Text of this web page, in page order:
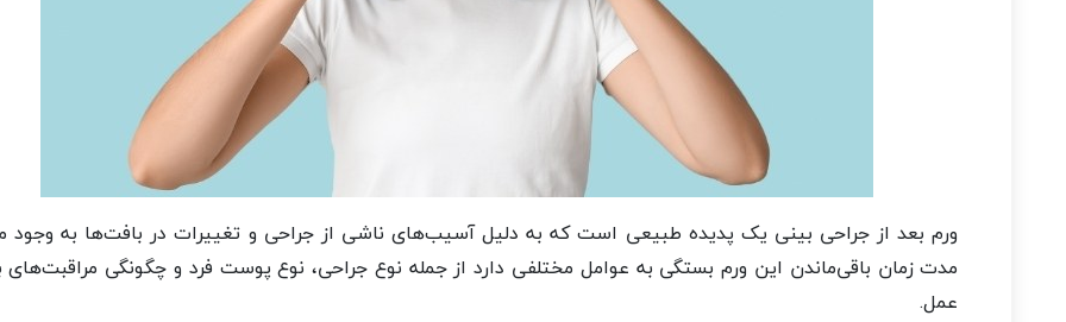
ورم بعد از جراحی بینی یک پدیده طبیعی است که به دلیل آسیب‌های ناشی از جراحی و تغییرات در بافت‌ها به وجود
مدت زمان باقی‌ماندن این ورم بستگی به عوامل مختلفی دارد از جمله نوع جراحی، نوع پوست فرد و چگونگی مراقبت‌های
عمل.